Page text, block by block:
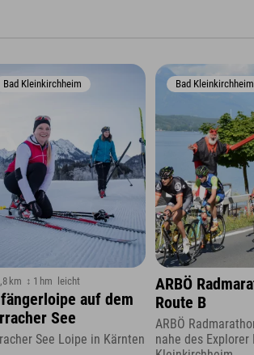
Bad Kleinkirchheim
km ↕ 1 hm leicht
auf dem
See
See Loipe in Kärnten
Bad Kleinkirchheim
ARBÖ
Route B
ARBÖ
nahe des Explorer